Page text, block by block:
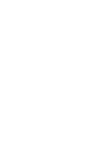
Pouzdro na